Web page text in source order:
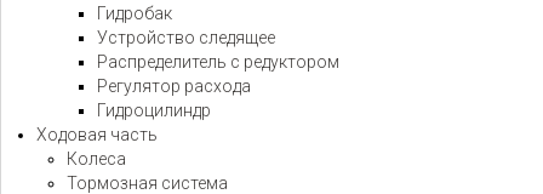
Гидробак
Устройство следящее
Распределитель с редуктором
Регулятор расхода
Гидроцилиндр
Ходовая часть
Колеса
Тормозная система